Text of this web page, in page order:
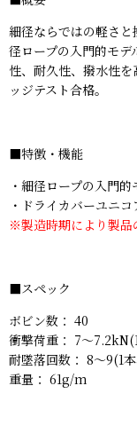
細径ならではの軽さ
径ロープの入門的モデ
性、耐久性、撥水性
ッジテスト合格。
■特徴・機能
・細径ロープの入門的
・ドライカバーユニ
※製造時期により製品
■スペック
ボビン数： 40
衝撃荷重： 7〜
耐墜落回数： 8〜9(1
重量： 61g/m